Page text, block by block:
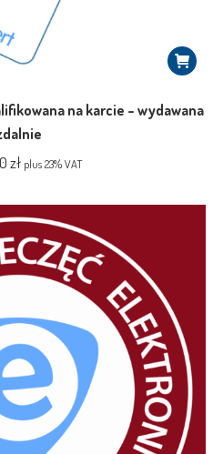
na karcie – wydawana
zł plus 23% VAT